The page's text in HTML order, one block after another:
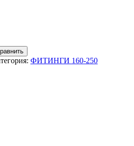
ФИТИНГИ 160-250